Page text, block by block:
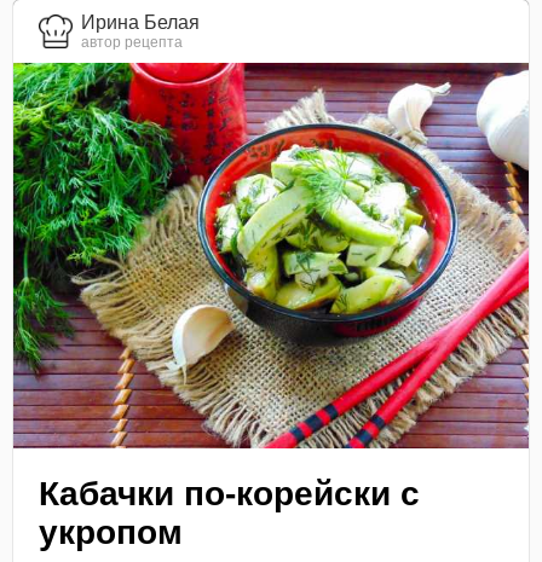
Ирина Белая
автор рецепта
Кабачки по-корейски с
укропом